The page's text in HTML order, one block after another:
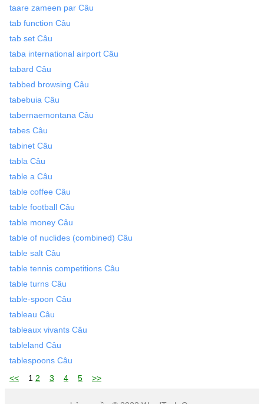
taare zameen par Câu
tab function Câu
tab set Câu
taba international airport Câu
tabard Câu
tabbed browsing Câu
tabebuia Câu
tabernaemontana Câu
tabes Câu
tabinet Câu
tabla Câu
table a Câu
table coffee Câu
table football Câu
table money Câu
table of nuclides (combined) Câu
table salt Câu
table tennis competitions Câu
table turns Câu
table-spoon Câu
tableau Câu
tableaux vivants Câu
tableland Câu
tablespoons Câu
<<
1 2 3 4 5 >>